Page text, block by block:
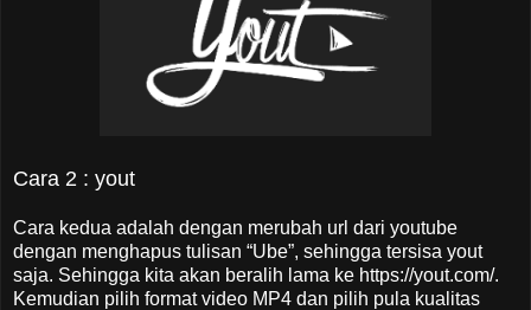
Cara 2 : yout
Cara kedua adalah dengan merubah url dari youtube
dengan menghapus tulisan “Ube”, sehingga tersisa yout
saja. Sehingga kita akan beralih lama ke https://yout.com/.
Kemudian pilih format video MP4 dan pilih pula kualitas